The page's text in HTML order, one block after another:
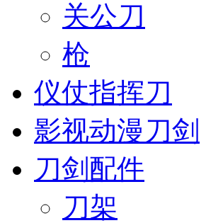
关公刀
枪
仪仗指挥刀
影视动漫刀剑
刀剑配件
刀架